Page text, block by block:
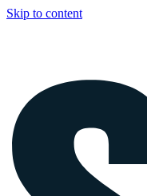
Skip to content